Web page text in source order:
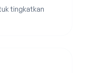
tingkatkan